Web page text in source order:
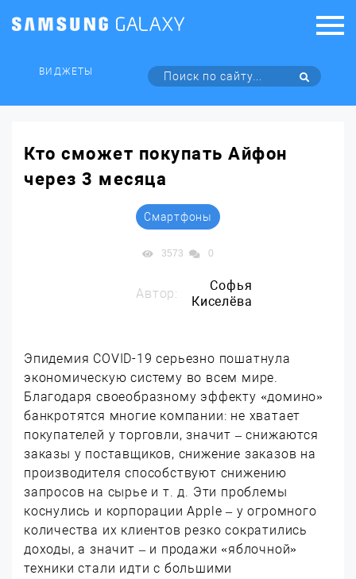
ВИДЖЕТЫ
Кто сможет покупать Айфон
через 3 месяца
Смартфоны
3573 0
Автор:
Софья
Киселёва
Эпидемия COVID-19 серьезно пошатнула
экономическую систему во всем мире.
Благодаря своеобразному эффекту «домино»
банкротятся многие компании: не хватает
покупателей у торговли, значит – снижаются
заказы у поставщиков, снижение заказов на
производителя способствуют снижению
запросов на сырье и т. д. Эти проблемы
коснулись и корпорации Apple – у огромного
количества их клиентов резко сократились
доходы, а значит – и продажи «яблочной»
техники стали идти с большими